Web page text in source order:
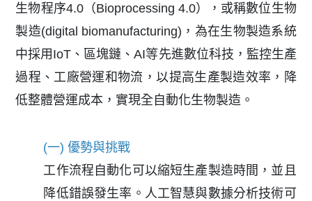
生物程序4.0（Bioprocessing 4.0），或稱數位生物
製造(digital biomanufacturing)，為在生物製造系統
中採用IoT、區塊鏈、AI等先進數位科技，監控生產
過程、工廠營運和物流，以提高生產製造效率，降
低整體營運成本，實現全自動化生物製造。
(一) 優勢與挑戰
工作流程自動化可以縮短生產製造時間，並且
降低錯誤發生率。人工智慧與數據分析技術可